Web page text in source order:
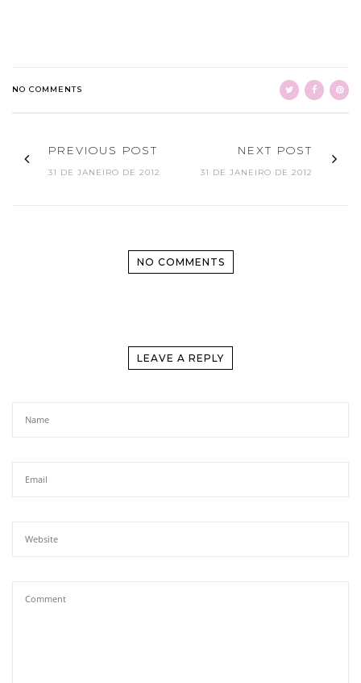
NO COMMENTS
PREVIOUS POST
31 DE JANEIRO DE 2012
NEXT POST
31 DE JANEIRO DE 2012
NO COMMENTS
LEAVE A REPLY